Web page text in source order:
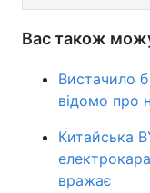
Вас також
Вистачило
відомо про
Китайська
вражає